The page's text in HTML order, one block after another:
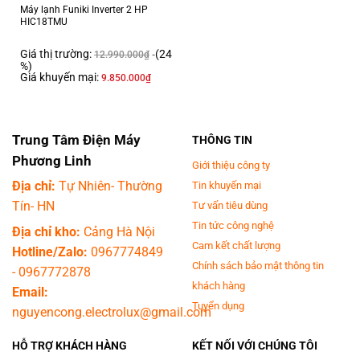
Khối lượng dàn lạnh:
13.6 kg
Kích thước dàn nóng:
Dài 86 cm – Cao 55.4 cm – Dày 31.2 cm
Khối lượng dàn nóng:
Tối thiểu 3m – Tối đa 30m
Chiều cao lắp đặt tối đa giữa cục nóng-lạnh:
20m
Dòng điện vào:
Dòng điện hoạt động:
1 pha
Kích thước ống đồng:
6/16
Số lượng kết nối dàn lạnh tối đa:
Hãng:
Máy lạnh Funiki Inverter 2 HP
HIC18TMU
Giá thị trường: 12.990.000₫ (24
%)
Giá khuyến mại: 9.850.000₫
Trung Tâm Điện Máy
Phương Linh
Địa chỉ: Tự Nhiên- Thường
Tín- HN
Địa chỉ kho: Cảng Hà Nội
Hotline/Zalo: 0967774849
-0967772878
Email:
nguyencong.electrolux@gmail.com
THÔNG TIN
Giới thiệu công ty
Tin khuyến mại
Tư vấn tiêu dùng
Tin tức công nghệ
Cam kết chất lượng
Chính sách bảo mật thông tin
khách hàng
Tuyển dụng
HỖ TRỢ KHÁCH HÀNG KẾT NỐI VỚI CHÚNG TÔI